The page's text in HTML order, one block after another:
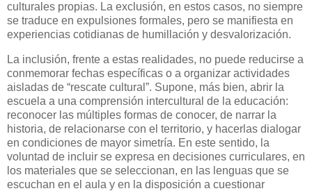
culturales propias. La exclusión, en estos casos, no siempre
se traduce en expulsiones formales, pero se manifiesta en
experiencias cotidianas de humillación y desvalorización.
La inclusión, frente a estas realidades, no puede reducirse a
conmemorar fechas específicas o a organizar actividades
aisladas de “rescate cultural”. Supone, más bien, abrir la
escuela a una comprensión intercultural de la educación:
reconocer las múltiples formas de conocer, de narrar la
historia, de relacionarse con el territorio, y hacerlas dialogar
en condiciones de mayor simetría. En este sentido, la
voluntad de incluir se expresa en decisiones curriculares, en
los materiales que se seleccionan, en las lenguas que se
escuchan en el aula y en la disposición a cuestionar